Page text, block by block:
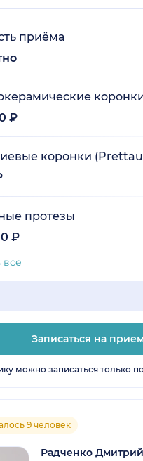
приёма
₽
коронки
протезы
₽
все
Записаться на прием
можно записаться только
9 человек
Радченко